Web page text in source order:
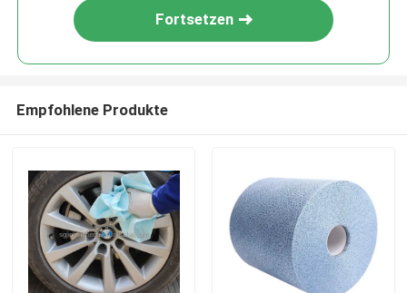
Fortsetzen
Empfohlene Produkte